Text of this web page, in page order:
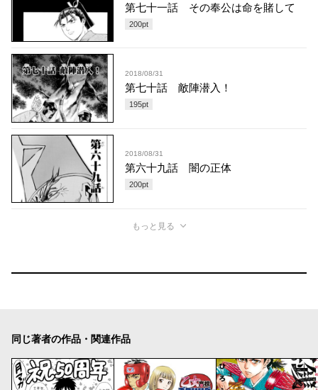
第七十一話 その奉公は命を賭して
200pt
2018/08/31
第七十話 敵陣潜入！
195pt
2018/08/31
第六十九話 闇の正体
200pt
もっと見る
同じ著者の作品・関連作品